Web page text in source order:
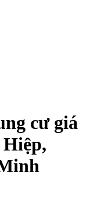
cư giá